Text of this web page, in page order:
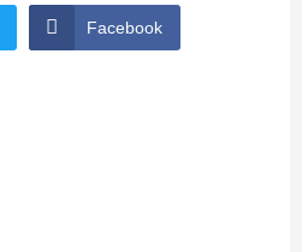
Facebook